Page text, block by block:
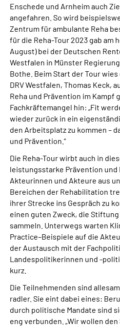
Enschede und Arnheim auch
angefahren. So wird
Zentrum für ambulante Reha
für die Reha-Tour 2023 gab am
August) bei der Deutschen
Westfalen in Münster
Bothe. Beim Start der Tour
DRV Westfalen, Thomas Keck,
Reha und Prävention im Kampf
Fachkräftemangel hin: „Fit
wieder zurück in ein
den Arbeitsplatz zu kommen –
und Prävention.“
Die Reha-Tour wirbt auch in
leistungsstarke Prävention und
Akteurinnen und Akteure aus
Bereichen der Rehabilitation
ihrer Strecke ins Gespräch zu
einen guten Zweck, die Stiftung
sammeln. Unterwegs warten
Practice–Beispiele auf die
der Austausch mit der
Landespolitikerinnen und -
kurz.
Die Teilnehmenden sind
radler. Sie eint dabei eines:
durch politische Mandate sind
eng verbunden. „Wir wollen